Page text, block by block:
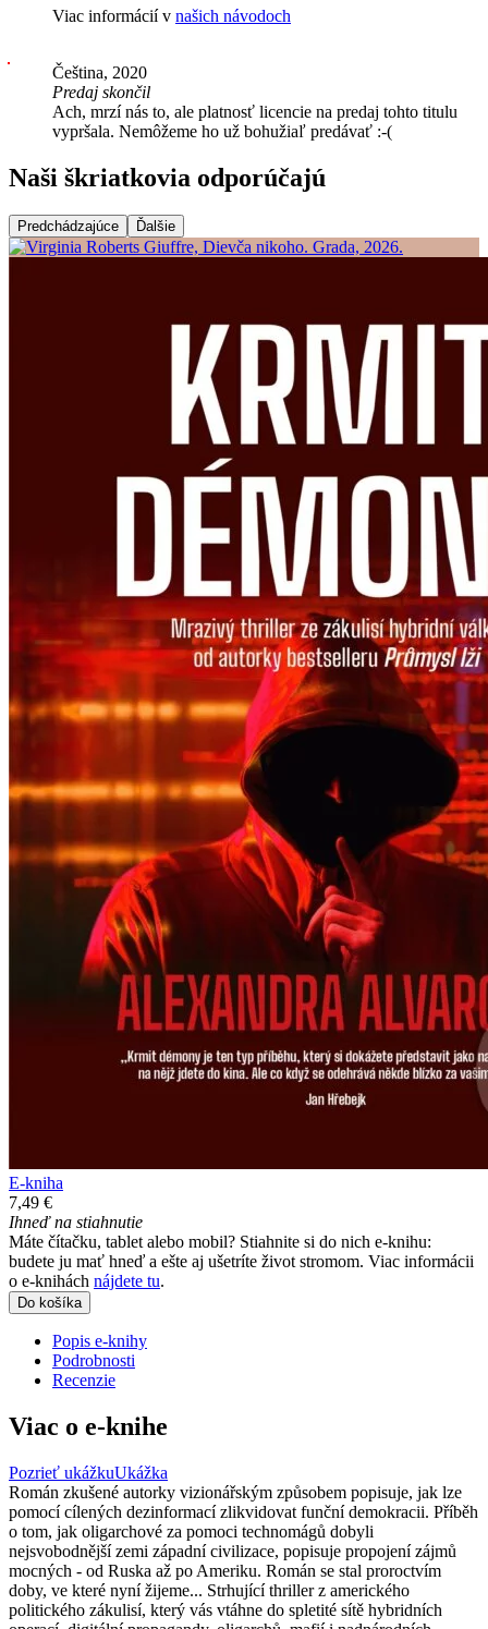
Viac informácií v našich návodoch
Čeština, 2020
Predaj skončil
Ach, mrzí nás to, ale platnosť licencie na predaj tohto titulu
vypršala. Nemôžeme ho už bohužiaľ predávať :-(
Naši škriatkovia odporúčajú
Predchádzajúce Ďalšie
E-kniha
7,49 €
Ihneď na stiahnutie
Máte čítačku, tablet alebo mobil? Stiahnite si do nich e-knihu:
budete ju mať hneď a ešte aj ušetríte život stromom. Viac informácii
o e-knihách nájdete tu.
Do košíka
Popis e-knihy
Podrobnosti
Recenzie
Viac o e-knihe
Pozrieť ukážkuUkážka
Román zkušené autorky vizionářským způsobem popisuje, jak lze
pomocí cílených dezinformací zlikvidovat funční demokracii. Příběh
o tom, jak oligarchové za pomoci technomágů dobyli
nejsvobodnější zemi západní civilizace, popisuje propojení zájmů
mocných - od Ruska až po Ameriku. Román se stal proroctvím
doby, ve které nyní žijeme... Strhující thriller z amerického
politického zákulisí, který vás vtáhne do spletité sítě hybridních